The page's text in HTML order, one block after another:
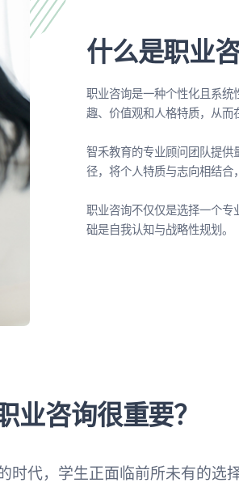
什么是职业
职业咨询是一种个性化且系统
趣、价值观和人格特质，从而
智禾教育的专业顾问团队提供
径，将个人特质与志向相结合
职业咨询不仅仅是选择一个专
础是自我认知与战略性规划。
业咨询很重要？
时代，学生正面临前所未有的选